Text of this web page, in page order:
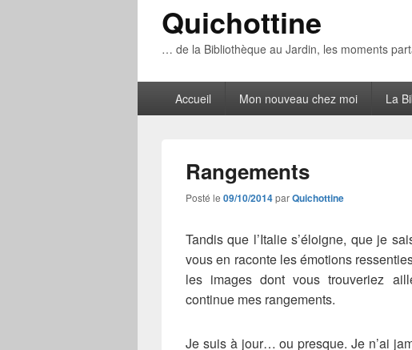
Quichottine
… de la Bibliothèque au Jardin, les moments
principalAccueil Mon nouveau chez moi La
Rangements
Posté le 09/10/2014parQuichottine
Tandis que l’Italie s’éloigne, que je
vous en raconte les émotions
les images dont vous trouveriez
continue mes rangements.
Je suis à jour… ou presque. Je n’ai